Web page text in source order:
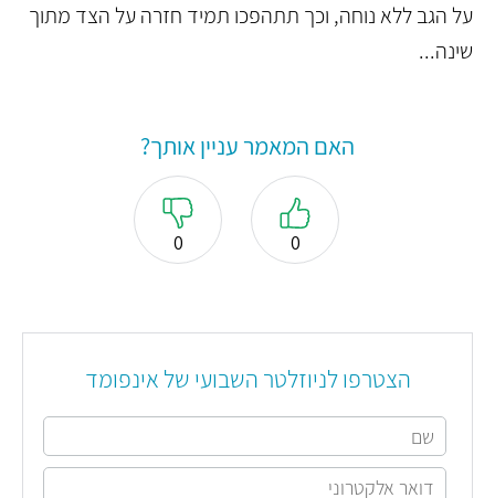
על הגב ללא נוחה, וכך תתהפכו תמיד חזרה על הצד מתוך
שינה...
האם המאמר עניין אותך?
0
0
הצטרפו לניוזלטר השבועי של אינפומד